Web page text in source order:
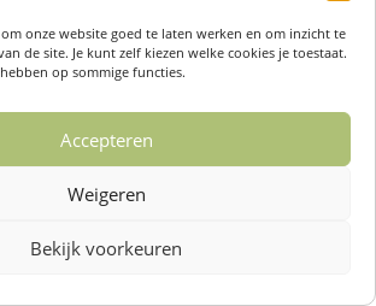
onze website goed te laten werken en om inzicht te
de site. Je kunt zelf kiezen welke cookies je toestaat.
op sommige functies.
Accepteren
Weigeren
Bekijk voorkeuren